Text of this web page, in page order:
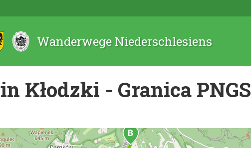
Wanderwege Niederschlesiens
Kłodzki - Granica PNGS